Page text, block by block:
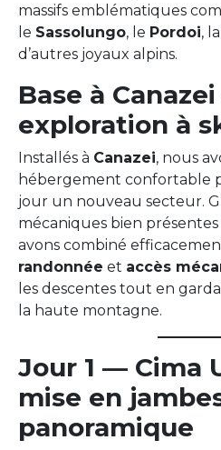
massifs emblématiques
le Sassolungo, le Pordoi, la
d’autres joyaux alpins.
Base à
exploration à
Installés à Canazei, nous
hébergement confortable
jour un nouveau secteur.
mécaniques bien
avons combiné
randonnée et accès
les descentes tout en
la haute montagne.
Jour 1 — Cima
mise en
panoramique